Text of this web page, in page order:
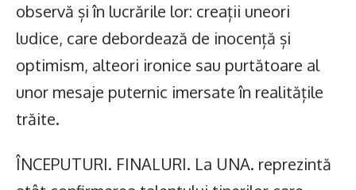
observă și în lucrările lor: creații uneori
ludice, care debordează de inocență și
optimism, alteori ironice sau purtătoare al
unor mesaje puternic imersate în realitățile
trăite.
ÎNCEPUTURI. FINALURI. La UNA. reprezintă